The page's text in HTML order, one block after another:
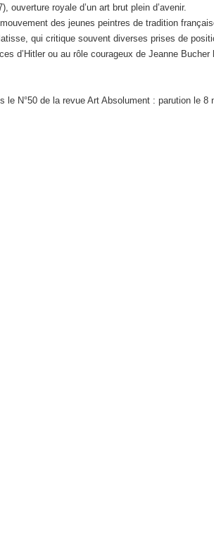
ouverture royale d’un art brut plein d’avenir.
des jeunes peintres de tradition
qui critique souvent diverses prises de
d’Hitler ou au rôle courageux de Jeanne
le N°50 de la revue Art Absolument : parution le 8